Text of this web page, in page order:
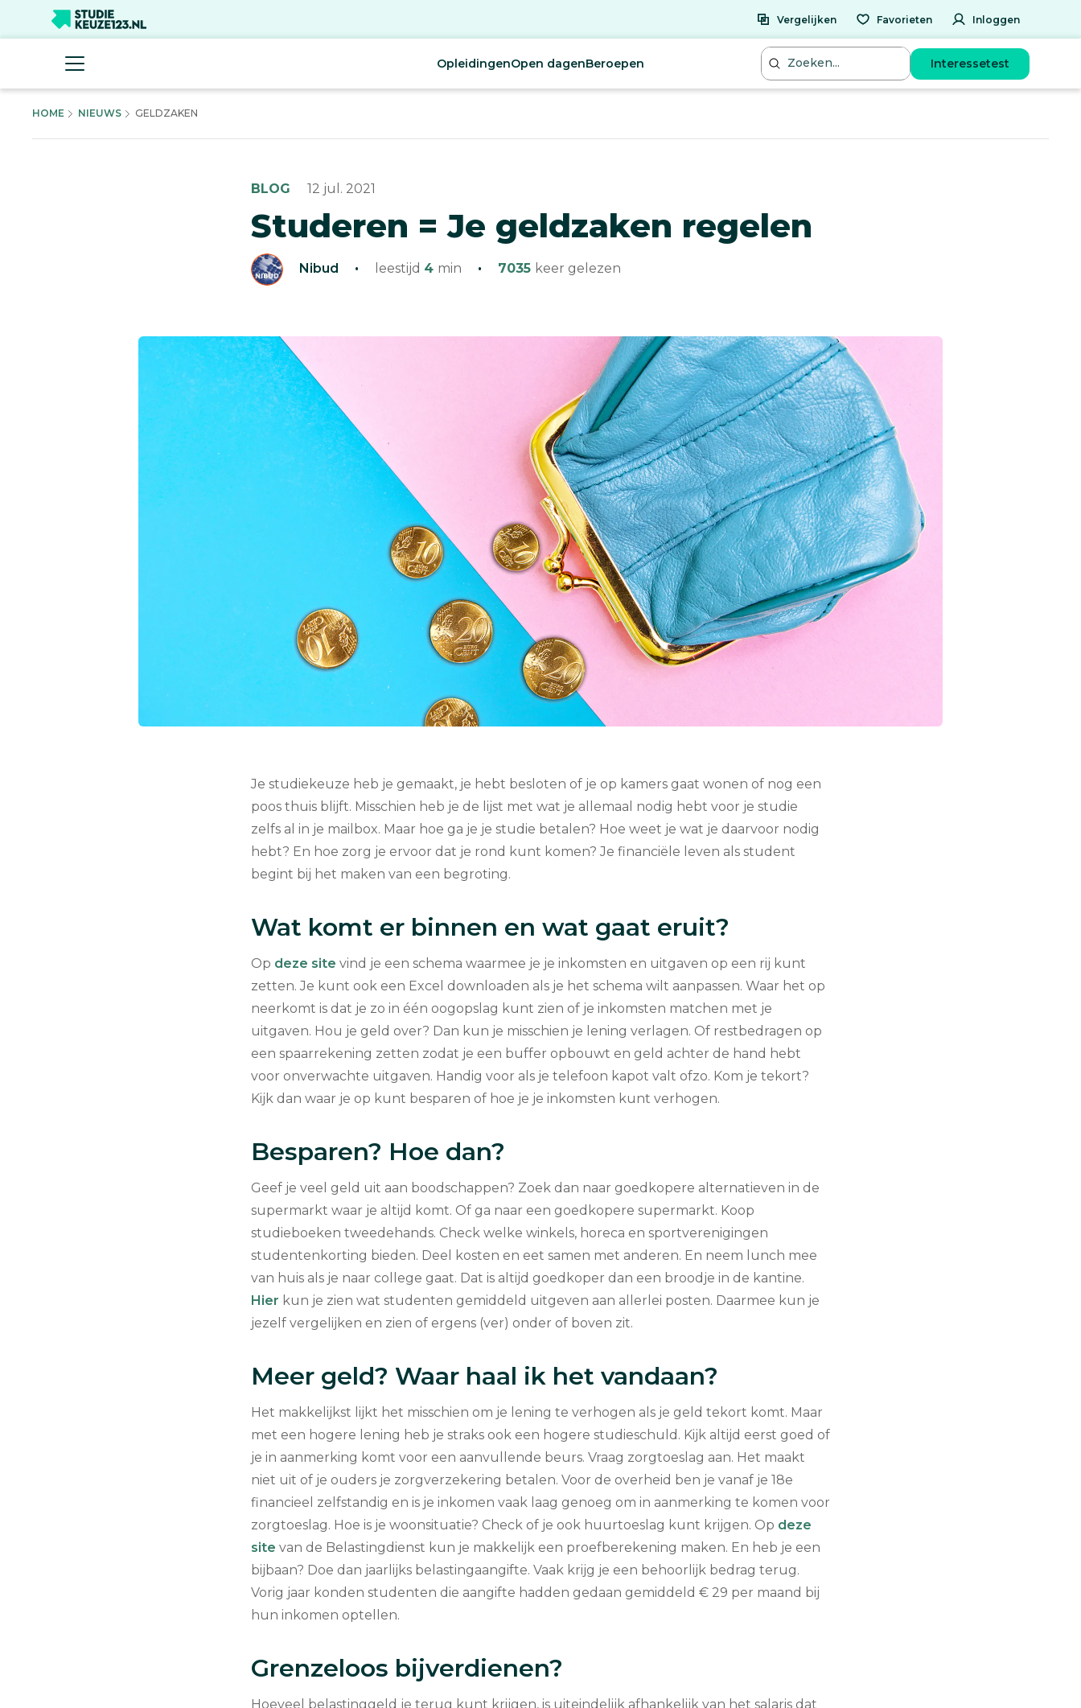
Vergelijken Favorieten Inloggen
OpleidingenOpen dagenBeroepen Interessetest
HOME NIEUWS GELDZAKEN
Studeren = Je geldzaken regelen
BLOG 12 jul. 2021
Auteur:
Nibud · leestijd 4 min · 7035 keer gelezen
Je studiekeuze heb je gemaakt, je hebt besloten of je op kamers gaat wonen of nog een
poos thuis blijft. Misschien heb je de lijst met wat je allemaal nodig hebt voor je studie
zelfs al in je mailbox. Maar hoe ga je je studie betalen? Hoe weet je wat je daarvoor nodig
hebt? En hoe zorg je ervoor dat je rond kunt komen? Je financiële leven als student
begint bij het maken van een begroting.
Wat komt er binnen en wat gaat eruit?
Op deze site vind je een schema waarmee je je inkomsten en uitgaven op een rij kunt
zetten. Je kunt ook een Excel downloaden als je het schema wilt aanpassen. Waar het op
neerkomt is dat je zo in één oogopslag kunt zien of je inkomsten matchen met je
uitgaven. Hou je geld over? Dan kun je misschien je lening verlagen. Of restbedragen op
een spaarrekening zetten zodat je een buffer opbouwt en geld achter de hand hebt
voor onverwachte uitgaven. Handig voor als je telefoon kapot valt ofzo. Kom je tekort?
Kijk dan waar je op kunt besparen of hoe je je inkomsten kunt verhogen.
Besparen? Hoe dan?
Geef je veel geld uit aan boodschappen? Zoek dan naar goedkopere alternatieven in de
supermarkt waar je altijd komt. Of ga naar een goedkopere supermarkt. Koop
studieboeken tweedehands. Check welke winkels, horeca en sportverenigingen
studentenkorting bieden. Deel kosten en eet samen met anderen. En neem lunch mee
van huis als je naar college gaat. Dat is altijd goedkoper dan een broodje in de kantine.
Hier kun je zien wat studenten gemiddeld uitgeven aan allerlei posten. Daarmee kun je
jezelf vergelijken en zien of ergens (ver) onder of boven zit.
Meer geld? Waar haal ik het vandaan?
Het makkelijkst lijkt het misschien om je lening te verhogen als je geld tekort komt. Maar
met een hogere lening heb je straks ook een hogere studieschuld. Kijk altijd eerst goed of
je in aanmerking komt voor een aanvullende beurs. Vraag zorgtoeslag aan. Het maakt
niet uit of je ouders je zorgverzekering betalen. Voor de overheid ben je vanaf je 18e
financieel zelfstandig en is je inkomen vaak laag genoeg om in aanmerking te komen voor
zorgtoeslag. Hoe is je woonsituatie? Check of je ook huurtoeslag kunt krijgen. Op deze
site van de Belastingdienst kun je makkelijk een proefberekening maken. En heb je een
bijbaan? Doe dan jaarlijks belastingaangifte. Vaak krijg je een behoorlijk bedrag terug.
Vorig jaar konden studenten die aangifte hadden gedaan gemiddeld € 29 per maand bij
hun inkomen optellen.
Grenzeloos bijverdienen?
Hoeveel belastinggeld je terug kunt krijgen, is uiteindelijk afhankelijk van het salaris dat